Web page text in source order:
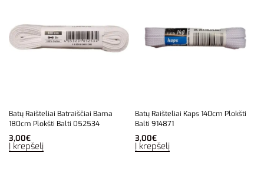
Batų Raišteliai Batraiščiai Bama
180cm Plokšti Balti 052534
3,00€
Į krepšelį
Batų Raišteliai Kaps 140cm Plokšti
Balti 914871
3,00€
Į krepšelį